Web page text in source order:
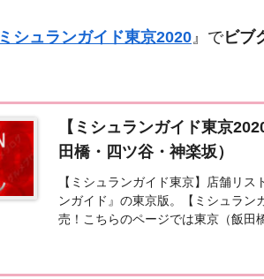
ミシュランガイド東京2020』でビブ
【ミシュランガイド東京
田橋・四ツ谷・神楽坂）
【ミシュランガイド東京】店舗リ
ンガイド』の東京版。【ミシュラ
売！こちらのページでは東京（飯田